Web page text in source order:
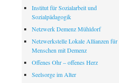
Institut für Sozialarbeit und
Sozialpädagogik
Netzwerk Demenz Mühldorf
Netzwerkstelle Lokale Allianzen für
Menschen mit Demenz
Offenes Ohr – offenes Herz
Seelsorge im Alter